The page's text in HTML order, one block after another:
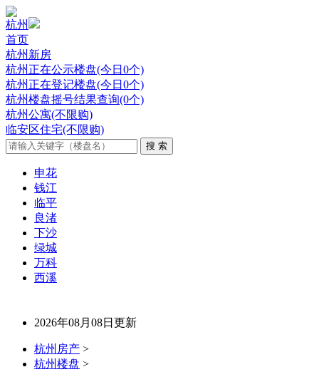
杭州
首页
杭州新房
杭州正在公示楼盘(今日0个)
杭州正在登记楼盘(今日0个)
杭州楼盘摇号结果查询(0个)
杭州公寓(不限购)
临安区住宅(不限购)
申花
钱江
临平
良渚
下沙
绿城
万科
西溪
2026年08月08日更新
杭州房产 >
杭州楼盘 >